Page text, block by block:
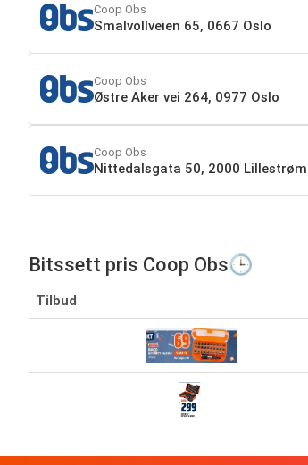
Coop Obs
Smalvollveien 65, 0667 Oslo
Coop Obs
Østre Aker vei 264, 0977 Oslo
Coop Obs
Nittedalsgata 50, 2000 Lillestrøm
Bitssett pris Coop Obs🕒
Tilbud